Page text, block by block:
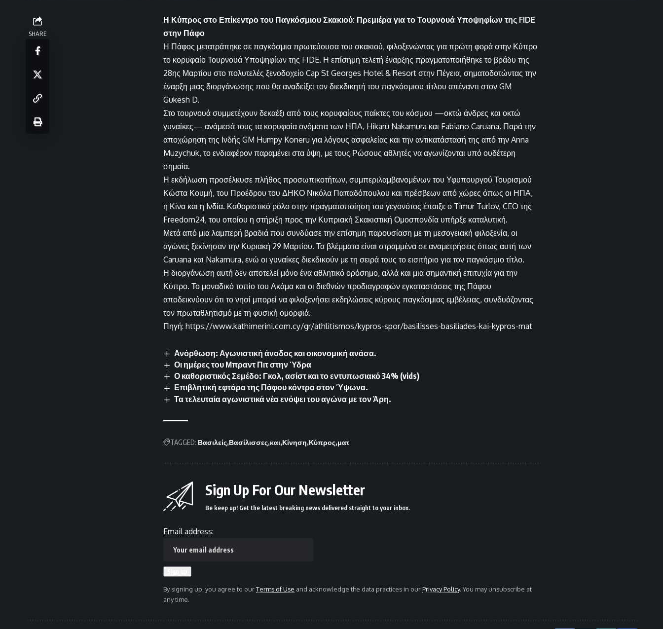
SHARE
Η Κύπρος στο Επίκεντρο του Παγκόσμιου Σκακιού: Πρεμιέρα για το Τουρνουά Υποψηφίων της FIDE
στην Πάφο
Η Πάφος μετατράπηκε σε παγκόσμια πρωτεύουσα του σκακιού, φιλοξενώντας για πρώτη φορά στην Κύπρο
το κορυφαίο Τουρνουά Υποψηφίων της FIDE. Η επίσημη τελετή έναρξης πραγματοποιήθηκε το βράδυ της
28ης Μαρτίου στο πολυτελές ξενοδοχείο Cap St Georges Hotel & Resort στην Πέγεια, σηματοδοτώντας την
έναρξη μιας διοργάνωσης που θα αναδείξει τον διεκδικητή του παγκόσμιου τίτλου απέναντι στον GM
Gukesh D.
Στο τουρνουά συμμετέχουν δεκαέξι από τους κορυφαίους παίκτες του κόσμου —οκτώ άνδρες και οκτώ
γυναίκες— ανάμεσά τους τα κορυφαία ονόματα των ΗΠΑ, Hikaru Nakamura και Fabiano Caruana. Παρά την
αποχώρηση της Ινδής GM Humpy Koneru για λόγους ασφαλείας και την αντικατάστασή της από την Anna
Muzychuk, το ενδιαφέρον παραμένει στα ύψη, με τους Ρώσους αθλητές να αγωνίζονται υπό ουδέτερη
σημαία.
Η εκδήλωση προσέλκυσε πλήθος προσωπικοτήτων, συμπεριλαμβανομένων του Υφυπουργού Τουρισμού
Κώστα Κουμή, του Προέδρου του ΔΗΚΟ Νικόλα Παπαδόπουλου και πρέσβεων από χώρες όπως οι ΗΠΑ,
η Κίνα και η Ινδία. Καθοριστικό ρόλο στην πραγματοποίηση του γεγονότος έπαιξε ο Timur Turlov, CEO της
Freedom24, του οποίου η στήριξη προς την Κυπριακή Σκακιστική Ομοσπονδία υπήρξε καταλυτική.
Μετά από μια λαμπερή βραδιά που συνδύασε την επίσημη παρουσίαση με τη μεσογειακή φιλοξενία, οι
αγώνες ξεκίνησαν την Κυριακή 29 Μαρτίου. Τα βλέμματα είναι στραμμένα σε αναμετρήσεις όπως αυτή των
Caruana και Nakamura, ενώ οι γυναίκες διεκδικούν με τη σειρά τους το εισιτήριο για τον παγκόσμιο τίτλο.
Η διοργάνωση αυτή δεν αποτελεί μόνο ένα αθλητικό ορόσημο, αλλά και μια σημαντική επιτυχία για την
Κύπρο. Το μοναδικό τοπίο του Ακάμα και οι διεθνών προδιαγραφών εγκαταστάσεις της Πάφου
αποδεικνύουν ότι το νησί μπορεί να φιλοξενήσει εκδηλώσεις κύρους παγκόσμιας εμβέλειας, συνδυάζοντας
τον πρωταθλητισμό με τη φυσική ομορφιά.
Πηγή: https://www.kathimerini.com.cy/gr/athlitismos/kypros-spor/basilisses-basiliades-kai-kypros-mat
Ανόρθωση: Αγωνιστική άνοδος και οικονομική ανάσα.
Οι ημέρες του Μπραντ Πιτ στην Ύδρα
Ο καθοριστικός Σεμέδο: Γκολ, ασίστ και το εντυπωσιακό 34% (vids)
Επιβλητική εφτάρα της Πάφου κόντρα στον Ύψωνα.
Τα τελευταία αγωνιστικά νέα ενόψει του αγώνα με τον Άρη.
TAGGED: Βασιλείς Βασίλισσες και Κίνηση Κύπρος ματ
Sign Up For Our Newsletter
Be keep up! Get the latest breaking news delivered straight to your inbox.
Email address:
By signing up, you agree to ourTerms of Use and acknowledge the data practices in ourPrivacy Policy. You may unsubscribe at
any time.